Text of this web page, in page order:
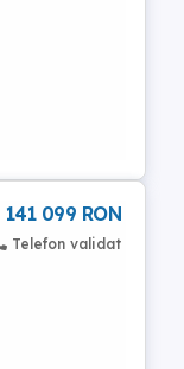
141 099 RON
Telefon validat